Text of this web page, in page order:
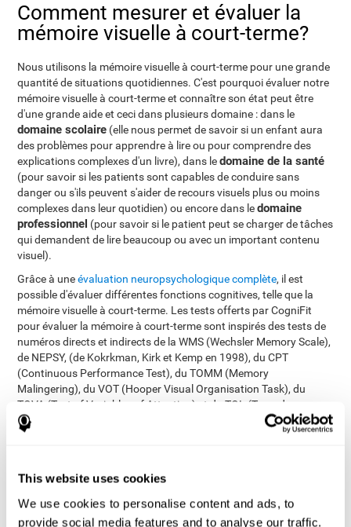
This website uses cookies
We use cookies to personalise content and ads, to
provide social media features and to analyse our traffic.
Comment mesurer et évaluer la
mémoire visuelle à court-terme?
Nous utilisons la mémoire visuelle à court-terme pour une grande
quantité de situations quotidiennes. C'est pourquoi évaluer notre
mémoire visuelle à court-terme et connaître son état peut être
d'une grande aide et ceci dans plusieurs domaine : dans le
domaine scolaire (elle nous permet de savoir si un enfant aura
des problèmes pour apprendre à lire ou pour comprendre des
explications complexes d'un livre), dans ledomaine de la santé
(pour savoir si les patients sont capables de conduire sans
danger ou s'ils peuvent s'aider de recours visuels plus ou moins
complexes dans leur quotidien) ou encore dans ledomaine
professionnel (pour savoir si le patient peut se charger de tâches
qui demandent de lire beaucoup ou avec un important contenu
visuel).
Grâce à uneévaluation neuropsychologique complète, il est
possible d'évaluer différentes fonctions cognitives, telle que la
mémoire visuelle à court-terme. Les tests offerts par CogniFit
pour évaluer la mémoire à court-terme sont inspirés des tests de
numéros directs et indirects de la WMS (Wechsler Memory Scale),
de NEPSY, (de Kokrkman, Kirk et Kemp en 1998), du CPT
(Continuous Performance Test), du TOMM (Memory
Malingering), du VOT (Hooper Visual Organisation Task), du
TOVA (Test of Variables of Attention) et du TOL (Torre de
Londres). En plus d´évaluer la mémoire visuelle à court-terme, ces
tests permettent également d'évaluer la mémoire à court-terme, le
flexibilité cognitive, la dénomination, la reconnaissance et la
vitesse de traitement.